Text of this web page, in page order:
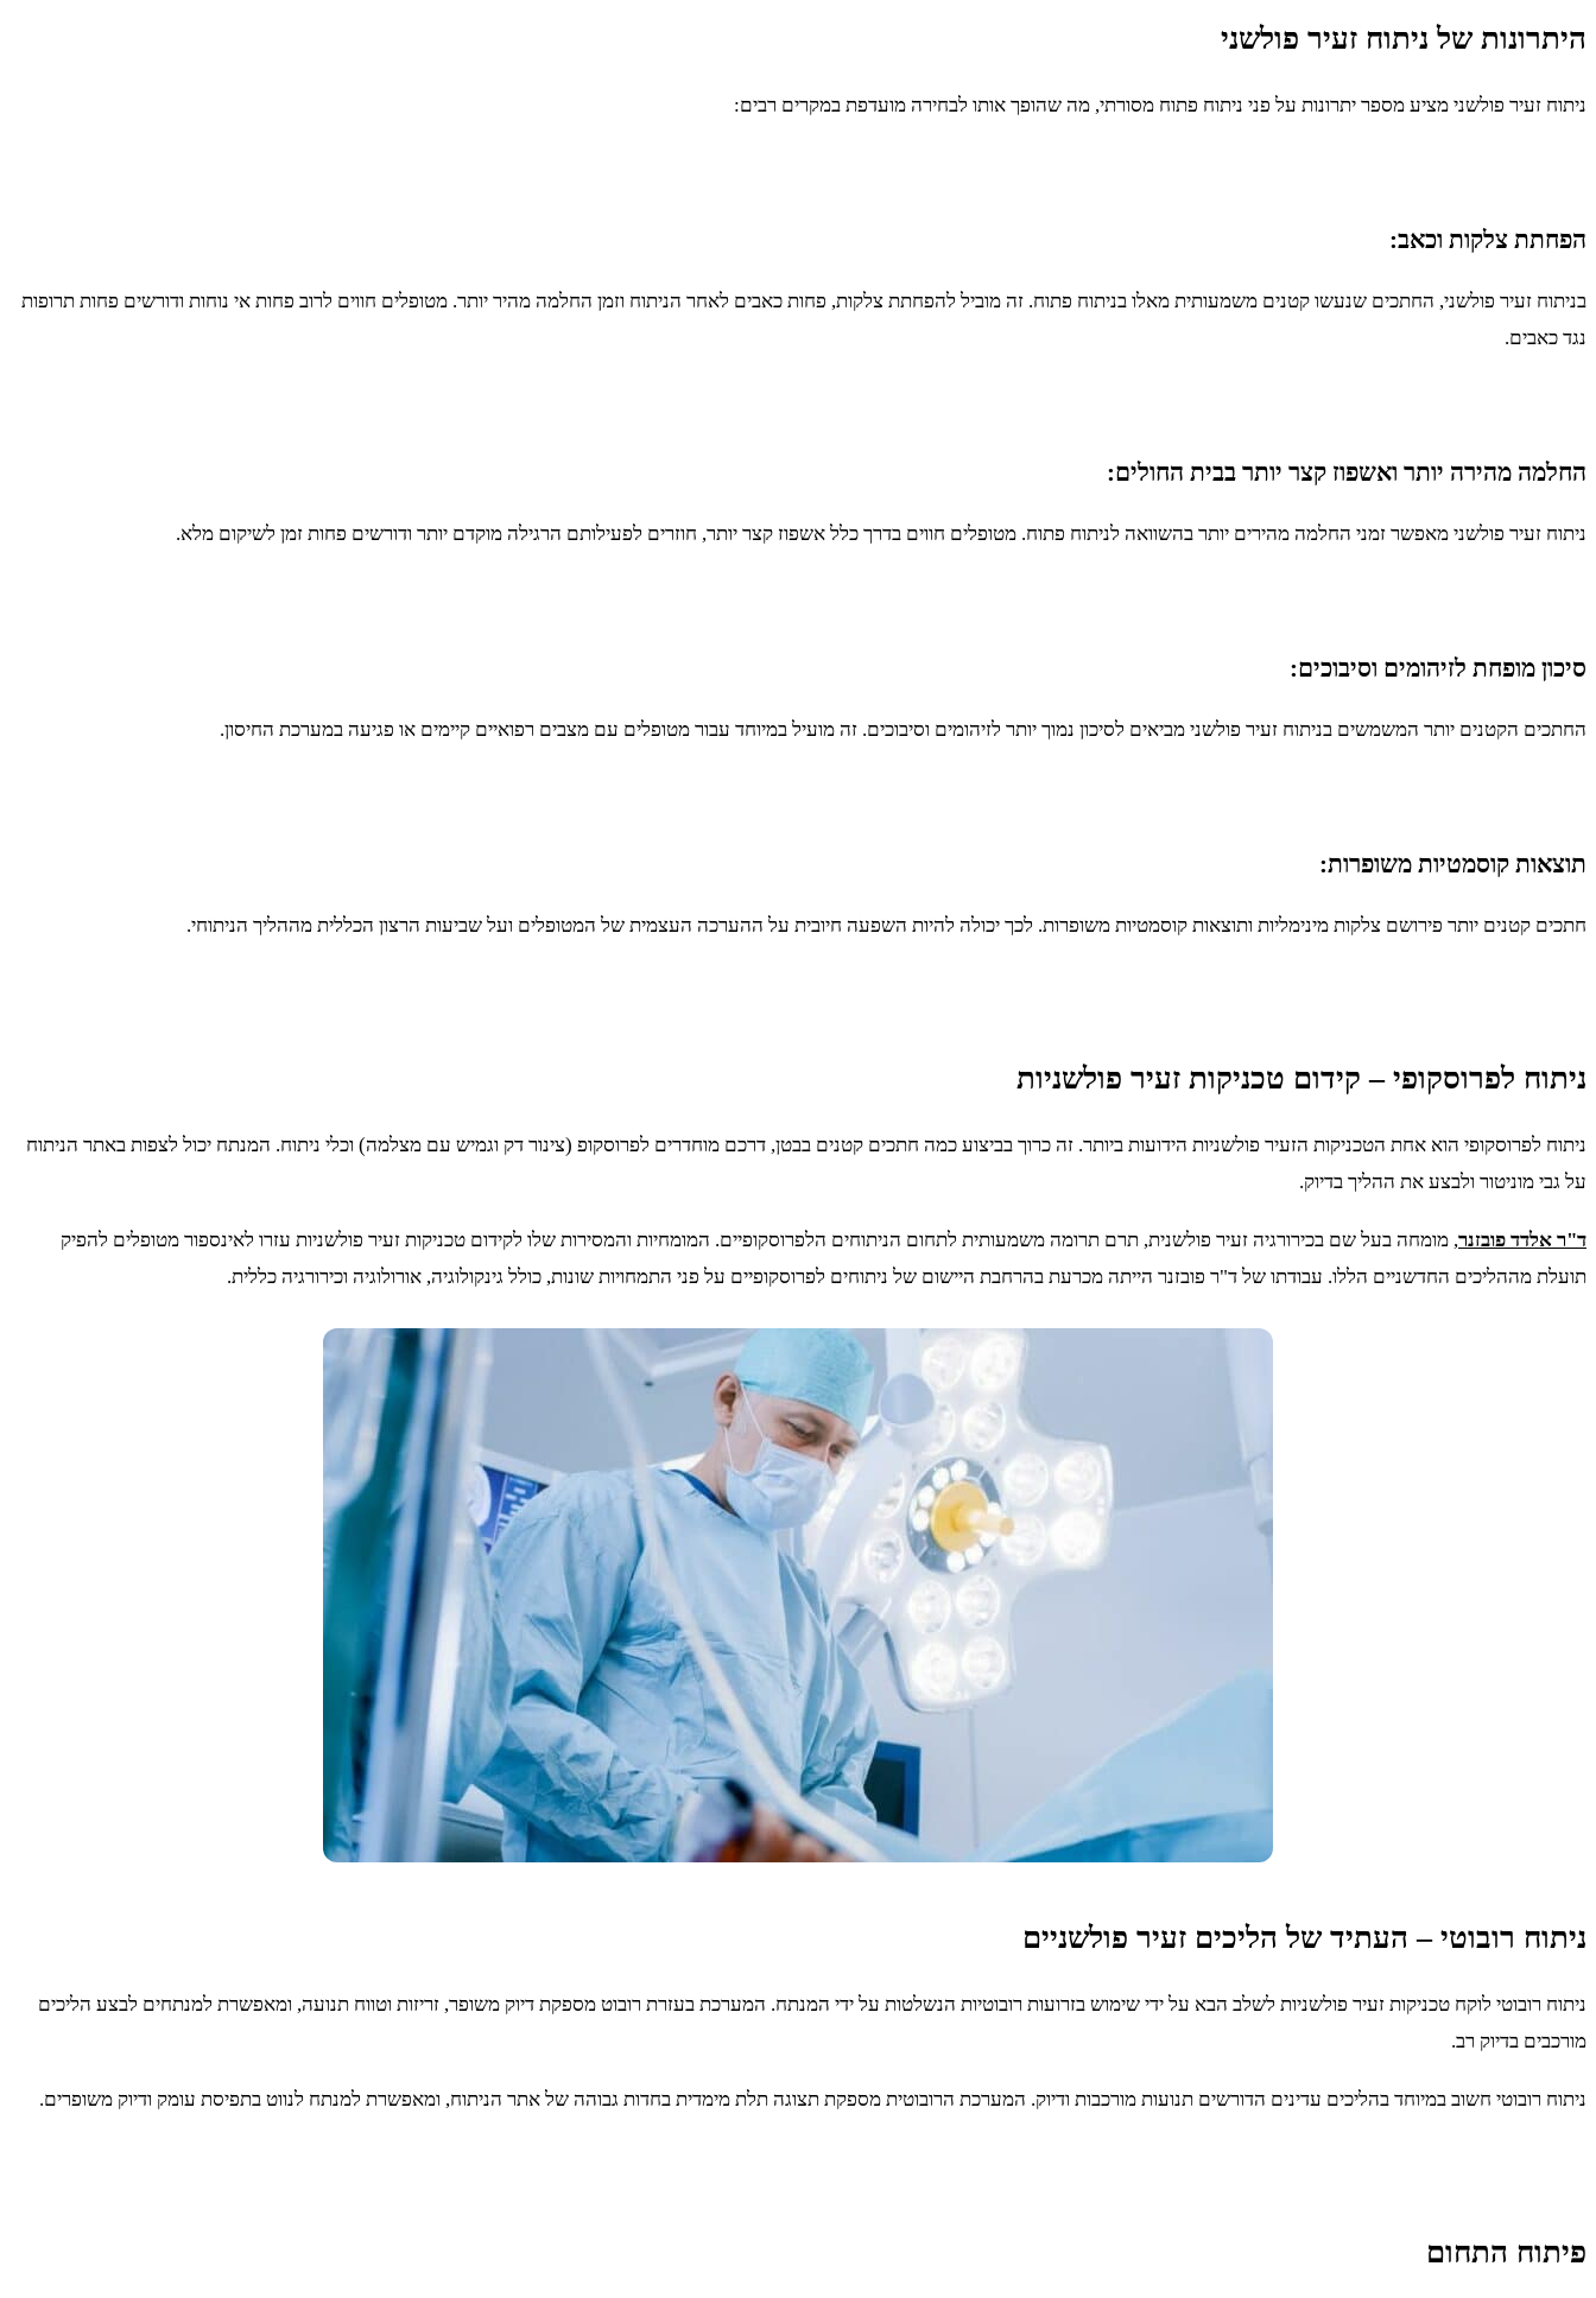
היתרונות של ניתוח זעיר פולשני
ניתוח זעיר פולשני מציע מספר יתרונות על פני ניתוח פתוח מסורתי, מה שהופך אותו לבחירה מועדפת במקרים רבים:
הפחתת צלקות וכאב:
בניתוח זעיר פולשני, החתכים שנעשו קטנים משמעותית מאלו בניתוח פתוח. זה מוביל להפחתת צלקות, פחות כאבים לאחר הניתוח וזמן החלמה מהיר יותר. מטופלים חווים לרוב פחות אי נוחות ודורשים פחות תרופות
נגד כאבים.
החלמה מהירה יותר ואשפוז קצר יותר בבית החולים:
ניתוח זעיר פולשני מאפשר זמני החלמה מהירים יותר בהשוואה לניתוח פתוח. מטופלים חווים בדרך כלל אשפוז קצר יותר, חוזרים לפעילותם הרגילה מוקדם יותר ודורשים פחות זמן לשיקום מלא.
סיכון מופחת לזיהומים וסיבוכים:
החתכים הקטנים יותר המשמשים בניתוח זעיר פולשני מביאים לסיכון נמוך יותר לזיהומים וסיבוכים. זה מועיל במיוחד עבור מטופלים עם מצבים רפואיים קיימים או פגיעה במערכת החיסון.
תוצאות קוסמטיות משופרות:
חתכים קטנים יותר פירושם צלקות מינימליות ותוצאות קוסמטיות משופרות. לכך יכולה להיות השפעה חיובית על ההערכה העצמית של המטופלים ועל שביעות הרצון הכללית מההליך הניתוחי.
ניתוח לפרוסקופי – קידום טכניקות זעיר פולשניות
ניתוח לפרוסקופי הוא אחת הטכניקות הזעיר פולשניות הידועות ביותר. זה כרוך בביצוע כמה חתכים קטנים בבטן, דרכם מוחדרים לפרוסקופ (צינור דק וגמיש עם מצלמה) וכלי ניתוח. המנתח יכול לצפות באתר הניתוח
על גבי מוניטור ולבצע את ההליך בדיוק.
ד"ר אלדד פובזנר, מומחה בעל שם בכירורגיה זעיר פולשנית, תרם תרומה משמעותית לתחום הניתוחים הלפרוסקופיים. המומחיות והמסירות שלו לקידום טכניקות זעיר פולשניות עזרו לאינספור מטופלים להפיק
תועלת מההליכים החדשניים הללו. עבודתו של ד"ר פובזנר הייתה מכרעת בהרחבת היישום של ניתוחים לפרוסקופיים על פני התמחויות שונות, כולל גינקולוגיה, אורולוגיה וכירורגיה כללית.
ניתוח רובוטי – העתיד של הליכים זעיר פולשניים
ניתוח רובוטי לוקח טכניקות זעיר פולשניות לשלב הבא על ידי שימוש בזרועות רובוטיות הנשלטות על ידי המנתח. המערכת בעזרת רובוט מספקת דיוק משופר, זריזות וטווח תנועה, ומאפשרת למנתחים לבצע הליכים
מורכבים בדיוק רב.
ניתוח רובוטי חשוב במיוחד בהליכים עדינים הדורשים תנועות מורכבות ודיוק. המערכת הרובוטית מספקת תצוגה תלת מימדית בחדות גבוהה של אתר הניתוח, ומאפשרת למנתח לנווט בתפיסת עומק ודיוק משופרים.
פיתוח התחום